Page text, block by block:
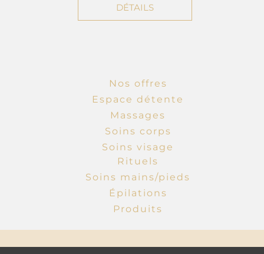
DÉTAILS
Nos offres
Espace détente
Massages
Soins corps
Soins visage
Rituels
Soins mains/pieds
Épilations
Produits